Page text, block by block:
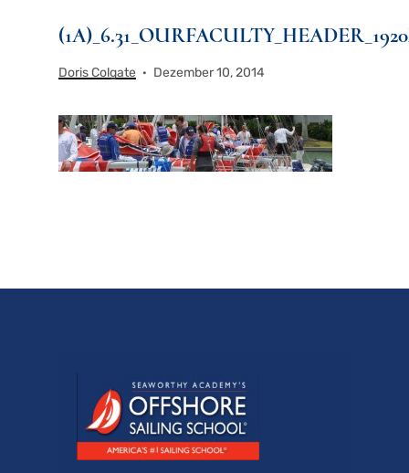
Doris Colgate Dezember 10, 2014